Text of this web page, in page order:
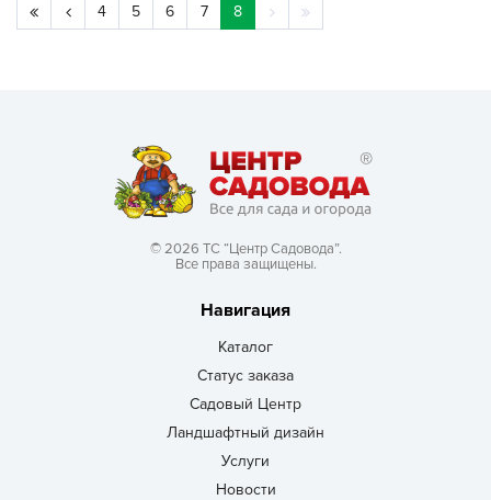
4 5 6 7 8
© 2026 ТС “Центр Садовода”.
Все права защищены.
Навигация
Каталог
Статус заказа
Садовый Центр
Ландшафтный дизайн
Услуги
Новости